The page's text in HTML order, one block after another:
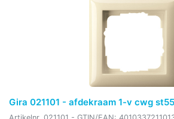
Gira 021101 - afdekraam 1-v cwg st55